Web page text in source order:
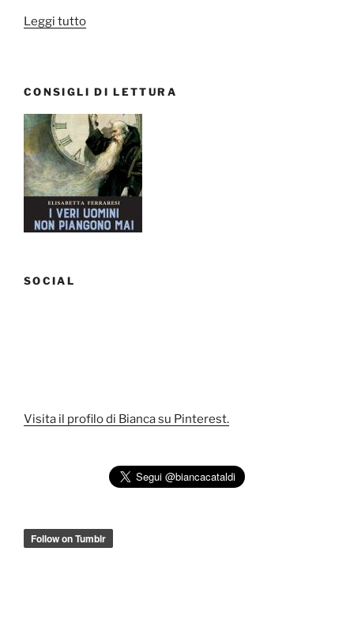
Leggi tutto“De
disputandum
(ovvero
del
coraggio
di
avere
un’opinione)”
CONSIGLI DI LETTURA
SOCIAL
Visita il profilo di Bianca su Pinterest.